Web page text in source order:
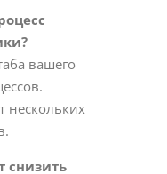
вашего
нескольких
снизить